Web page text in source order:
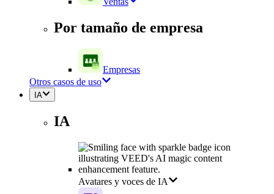
Por tamaño de empresa
Empresas
Otros casos de uso
IA
IA
Avatares y voces de IA